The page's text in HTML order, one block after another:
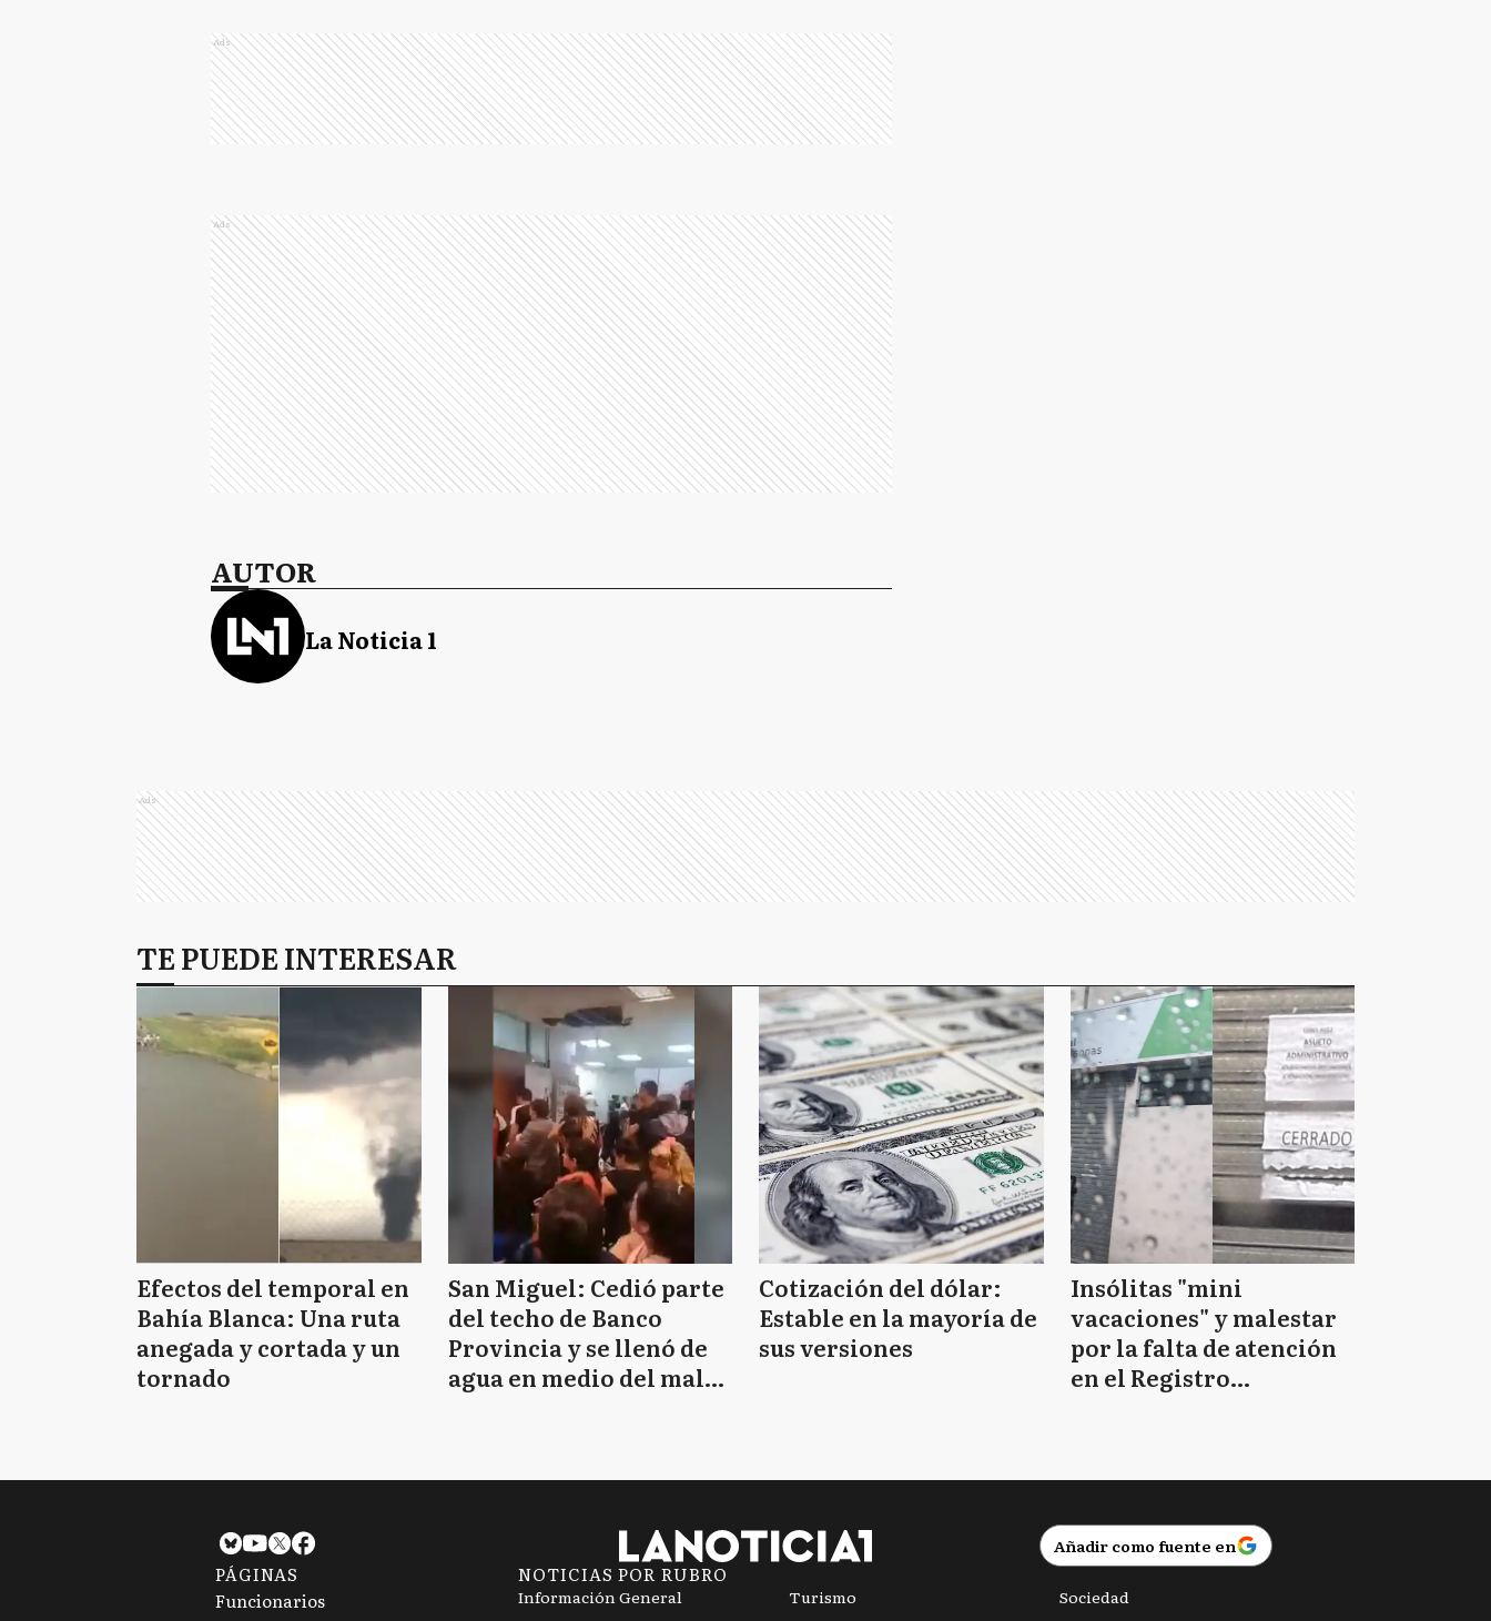
Ads
Ads
AUTOR
La Noticia 1
Ads
TE PUEDE INTERESAR
Efectos del temporal en
Bahía Blanca: Una ruta
anegada y cortada y un
tornado
San Miguel: Cedió parte
del techo de Banco
Provincia y se llenó de
agua en medio del mal
Cotización del dólar:
Estable en la mayoría de
sus versiones
Insólitas "mini
vacaciones" y malestar
por la falta de atención
en el Registro
Añadir como fuente en
PÁGINAS
Funcionarios
NOTICIAS POR RUBRO
Información General Turismo Sociedad